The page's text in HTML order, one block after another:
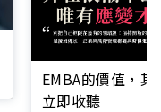
EMBA的價值，
立即收聽